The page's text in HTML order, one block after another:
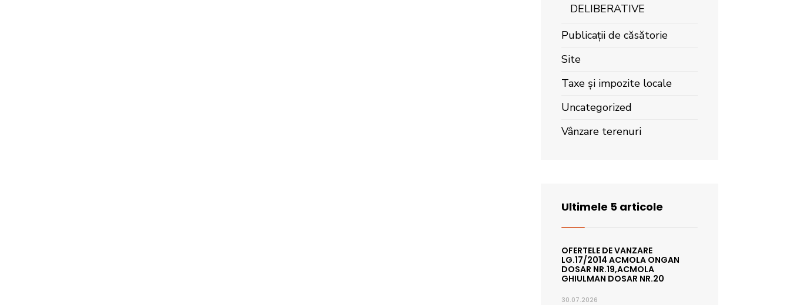
DELIBERATIVE
Publicații de căsătorie
Site
Taxe și impozite locale
Uncategorized
Vânzare terenuri
Ultimele 5 articole
OFERTELE DE VANZARE
LG.17/2014 ACMOLA ONGAN
DOSAR NR.19,ACMOLA
GHIULMAN DOSAR NR.20
30.07.2026